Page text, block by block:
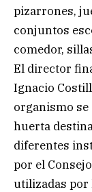
pizarrones,
conjuntos
comedor,
El director
Ignacio
organismo
huerta
diferentes
por el
utilizadas por